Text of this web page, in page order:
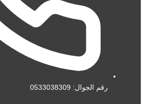
رقم الجوال: 0533038309